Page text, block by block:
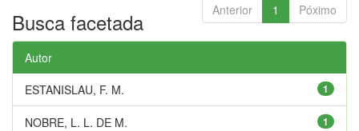
Anterior 1 Póximo
Busca facetada
Autor
1
ESTANISLAU, F. M.
1
NOBRE, L. L. DE M.